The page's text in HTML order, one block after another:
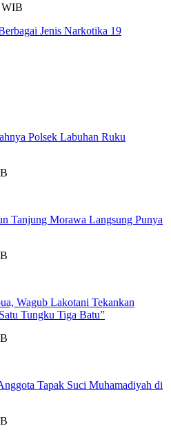
WIB
Jenis Narkotika 19
Polsek Labuhan Ruku
Tanjung Morawa Langsung Punya
Wagub Lakotani Tekankan
Tungku Tiga Batu”
Tapak Suci Muhamadiyah di